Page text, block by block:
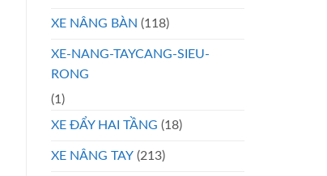
XE NÂNG BÀN (118)
XE-NANG-TAYCANG-SIEU-
RONG
(1)
XE ĐẨY HAI TẦNG (18)
XE NÂNG TAY (213)